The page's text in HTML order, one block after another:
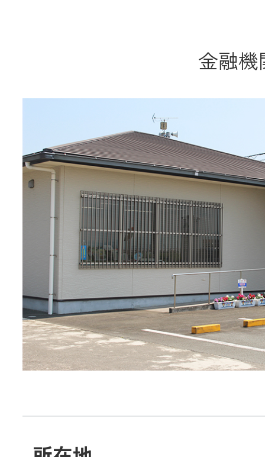
農業
食
JAバンク
JA共済
くらし
JA伊勢について
金融機